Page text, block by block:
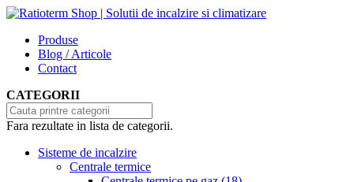
Produse
Blog / Articole
Contact
CATEGORII
Fara rezultate in lista de categorii.
Sisteme de incalzire
Centrale termice